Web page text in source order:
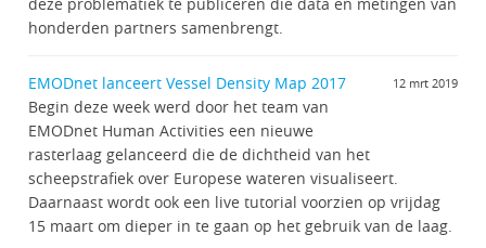
honderden partners samenbrengt.
12 mrt 2019
EMODnet lanceert Vessel Density Map 2017
Begin deze week werd door het team van
EMODnet Human Activities een nieuwe
rasterlaag gelanceerd die de dichtheid van het
scheepstrafiek over Europese wateren visualiseert.
Daarnaast wordt ook een live tutorial voorzien op vrijdag
15 maart om dieper in te gaan op het gebruik van de laag.